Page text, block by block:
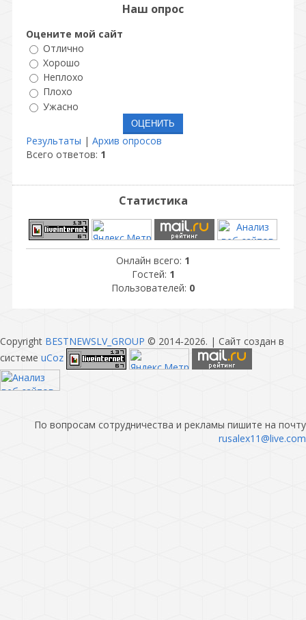
Наш опрос
Оцените мой сайт
Отлично
Хорошо
Неплохо
Плохо
Ужасно
Результаты | Архив опросов
Всего ответов: 1
Статистика
Онлайн всего: 1
Гостей: 1
Пользователей: 0
Copyright BESTNEWSLV_GROUP © 2014-2026. | Сайт создан в
системе uCoz
По вопросам сотрудничества и рекламы пишите на почту
rusalex11@live.com